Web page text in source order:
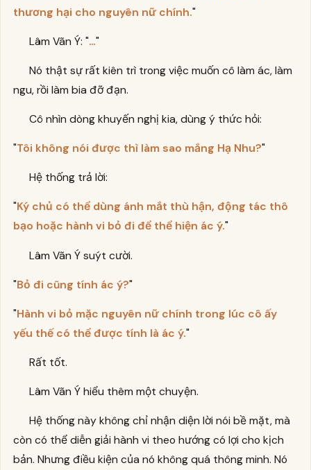
thương hại cho nguyên nữ chính."
Lâm Vãn Ý: "…"
Nó thật sự rất kiên trì trong việc muốn cô làm ác, làm
ngu, rồi làm bia đỡ đạn.
Cô nhìn dòng khuyến nghị kia, dùng ý thức hỏi:
"Tôi không nói được thì làm sao mắng Hạ Nhu?"
Hệ thống trả lời:
"Ký chủ có thể dùng ánh mắt thù hận, động tác thô
bạo hoặc hành vi bỏ đi để thể hiện ác ý."
Lâm Vãn Ý suýt cười.
"Bỏ đi cũng tính ác ý?"
"Hành vi bỏ mặc nguyên nữ chính trong lúc cô ấy
yếu thế có thể được tính là ác ý."
Rất tốt.
Lâm Vãn Ý hiểu thêm một chuyện.
Hệ thống này không chỉ nhận diện lời nói bề mặt, mà
còn có thể diễn giải hành vi theo hướng có lợi cho kịch
bản. Nhưng điều kiện của nó không quá thông minh. Nó